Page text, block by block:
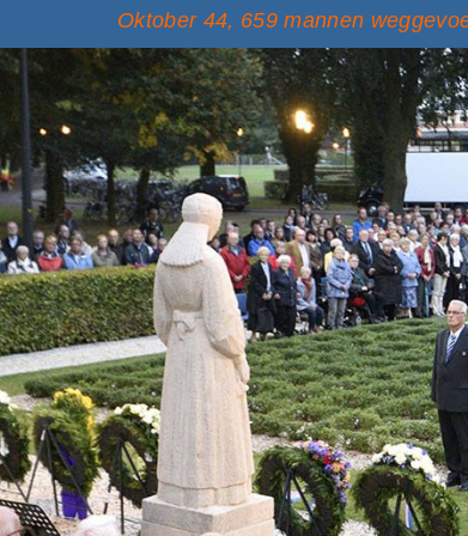
Oktober 44, 659 mannen